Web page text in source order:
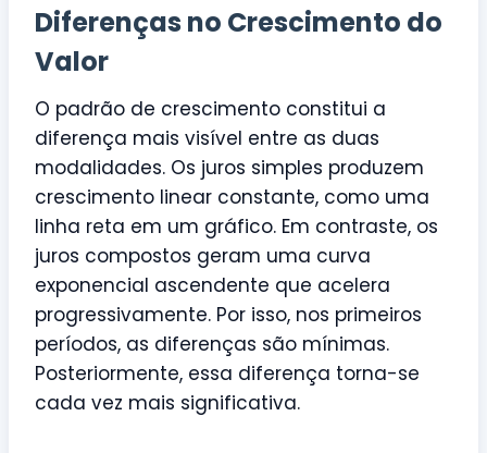
Diferenças no Crescimento do
Valor
O padrão de crescimento constitui a
diferença mais visível entre as duas
modalidades. Os juros simples produzem
crescimento linear constante, como uma
linha reta em um gráfico. Em contraste, os
juros compostos geram uma curva
exponencial ascendente que acelera
progressivamente. Por isso, nos primeiros
períodos, as diferenças são mínimas.
Posteriormente, essa diferença torna-se
cada vez mais significativa.